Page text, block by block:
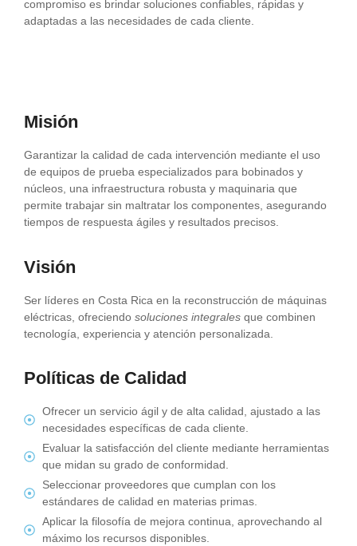
compromiso es brindar soluciones confiables, rápidas y
adaptadas a las necesidades de cada cliente.
Misión
Garantizar la calidad de cada intervención mediante el uso
de equipos de prueba especializados para bobinados y
núcleos, una infraestructura robusta y maquinaria que
permite trabajar sin maltratar los componentes, asegurando
tiempos de respuesta ágiles y resultados precisos.
Visión
Ser líderes en Costa Rica en la reconstrucción de máquinas
eléctricas, ofreciendo soluciones integrales que combinen
tecnología, experiencia y atención personalizada.
Políticas de Calidad
Ofrecer un servicio ágil y de alta calidad, ajustado a las
necesidades específicas de cada cliente.
Evaluar la satisfacción del cliente mediante herramientas
que midan su grado de conformidad.
Seleccionar proveedores que cumplan con los
estándares de calidad en materias primas.
Aplicar la filosofía de mejora continua, aprovechando al
máximo los recursos disponibles.